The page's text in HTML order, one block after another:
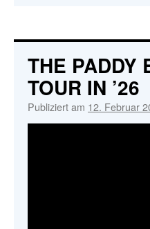
THE PADDY
TOUR IN ’26
Publiziert am 12. Februar